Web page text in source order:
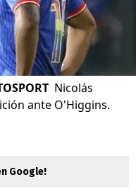
Nicolás
ante O'Higgins.
Google!